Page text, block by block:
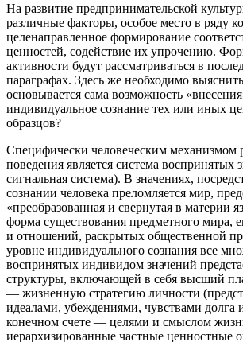
На развитие предпринимательской
различные факторы, особое место в ряду
целенаправленное формирование
ценностей, содействие их упрочению.
активности будут рассматриваться в
параграфах. Здесь же необходимо
основывается сама возможность
индивидуальное сознание тех или иных
образцов?
Специфически человеческим механизмом
поведения является система воспринятых
сигнальная система). В значениях,
сознании человека преломляется мир,
«преобразованная и свернутая в материи
форма существования предметного мира,
и отношений, раскрытых общественной
уровне индивидуального сознания все
воспринятых индивидом значений
структуры, включающей в себя высший
— жизненную стратегию личности
идеалами, убеждениями, чувствами долга
конечном счете — целями и смыслом
иерархизированные частные ценностные